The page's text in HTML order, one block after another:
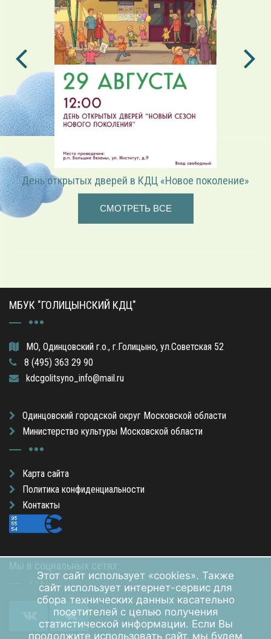
День открытых дверей в КДЦ «Новое поколение»
СМОТРЕТЬ ВСЕ
МБУК "ГОЛИЦЫНСКИЙ КДЦ"
МО, Одинцовский г.о., г.Голицыно, ул.Советская 52
8 (495) 363 29 90
kdcgolitsyno_info@mail.ru
Одинцовский городской округ Московской области
Министерство культуры Московской области
Карта сайта
Политика конфиденциальности
Контакты
Этот сайт использует «cookies». Также
сайт использует интернет-сервис для
сбора технических данных касательно
посетителей с целью получения
статистической информации. Если Вы
продолжите использовать сайт, мы будем